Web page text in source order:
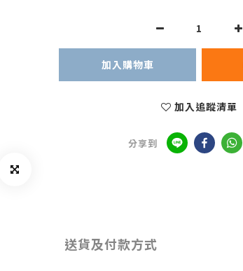
加入購物車
加入追蹤清單
分享到
送貨及付款方式